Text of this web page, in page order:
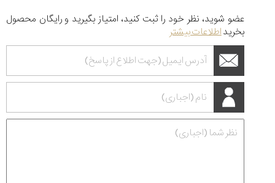
عضو شوید، نظر خود را ثبت کنید، امتیاز بگیرید و رایگان محصول
بخریداطلاعات بیشتر